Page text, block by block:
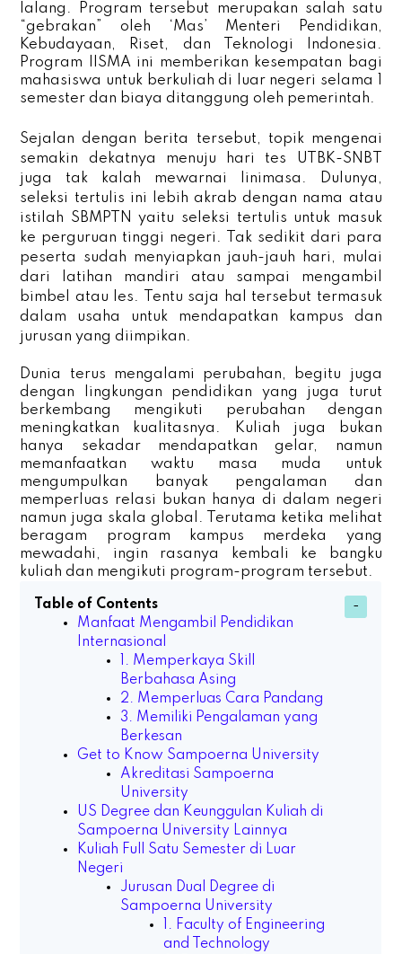
lalang. Program tersebut merupakan salah satu
“gebrakan” oleh ‘Mas’ Menteri Pendidikan,
Kebudayaan, Riset, dan Teknologi Indonesia.
Program IISMA ini memberikan kesempatan bagi
mahasiswa untuk berkuliah di luar negeri selama 1
semester dan biaya ditanggung oleh pemerintah.
Sejalan dengan berita tersebut, topik mengenai
semakin dekatnya menuju hari tes UTBK-SNBT
juga tak kalah mewarnai linimasa. Dulunya,
seleksi tertulis ini lebih akrab dengan nama atau
istilah SBMPTN yaitu seleksi tertulis untuk masuk
ke perguruan tinggi negeri. Tak sedikit dari para
peserta sudah menyiapkan jauh-jauh hari, mulai
dari latihan mandiri atau sampai mengambil
bimbel atau les. Tentu saja hal tersebut termasuk
dalam usaha untuk mendapatkan kampus dan
jurusan yang diimpikan.
Dunia terus mengalami perubahan, begitu juga
dengan lingkungan pendidikan yang juga turut
berkembang mengikuti perubahan dengan
meningkatkan kualitasnya. Kuliah juga bukan
hanya sekadar mendapatkan gelar, namun
memanfaatkan waktu masa muda untuk
mengumpulkan banyak pengalaman dan
memperluas relasi bukan hanya di dalam negeri
namun juga skala global. Terutama ketika melihat
beragam program kampus merdeka yang
mewadahi, ingin rasanya kembali ke bangku
kuliah dan mengikuti program-program tersebut.
Table of Contents
Manfaat Mengambil Pendidikan
Internasional
1. Memperkaya Skill
Berbahasa Asing
2. Memperluas Cara Pandang
3. Memiliki Pengalaman yang
Berkesan
Get to Know Sampoerna University
Akreditasi Sampoerna
University
US Degree dan Keunggulan Kuliah di
Sampoerna University Lainnya
Kuliah Full Satu Semester di Luar
Negeri
Jurusan Dual Degree di
Sampoerna University
1. Faculty of Engineering
and Technology